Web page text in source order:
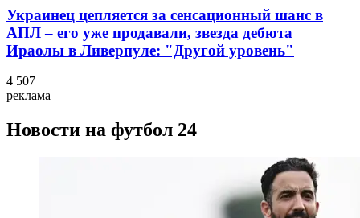
Украинец цепляется за сенсационный шанс в
АПЛ – его уже продавали, звезда дебюта
Ираолы в Ливерпуле: "Другой уровень"
4 507
реклама
Новости на футбол 24